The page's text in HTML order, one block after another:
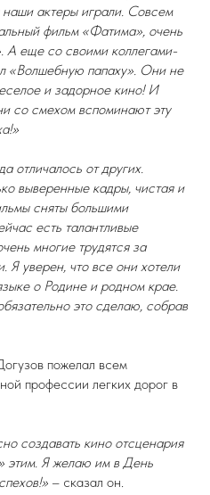
актеры играли. Совсем
фильм «Фатима», очень
еще со своими коллегами-
«Волшебную папаху». Они не
и задорное кино! И
со смехом вспоминают эту
отличалось от других.
выверенные кадры, чистая и
сняты большими
есть талантливые
многие трудятся за
Я уверен, что все они хотели
о Родине и родном крае.
это сделаю, собрав
пожелал всем
профессии легких дорог в
создавать кино отсценария
этим. Я желаю им в День
– сказал он.